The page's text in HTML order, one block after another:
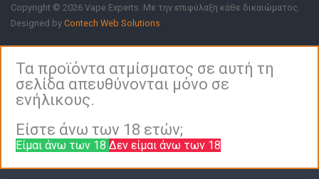
Copyright © 2026 Vape Experts. Με την επιφύλαξη κάθε δικαιώματος.
Designed by Contech Web Solutions
Τα προϊόντα ατμίσματος σε αυτή τη
σελίδα απευθύνονται μόνο σε
ενήλικους.
Είστε άνω των 18 ετών;
Είμαι άνω των 18 Δεν είμαι άνω των 18